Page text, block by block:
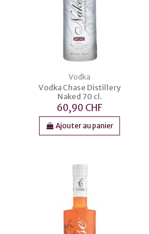
Vodka
Vodka Chase Distillery
Naked 70 cl.
60,90 CHF
Ajouter au panier